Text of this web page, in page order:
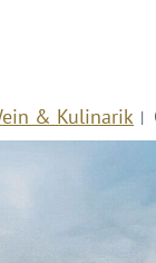
& Kulinarik